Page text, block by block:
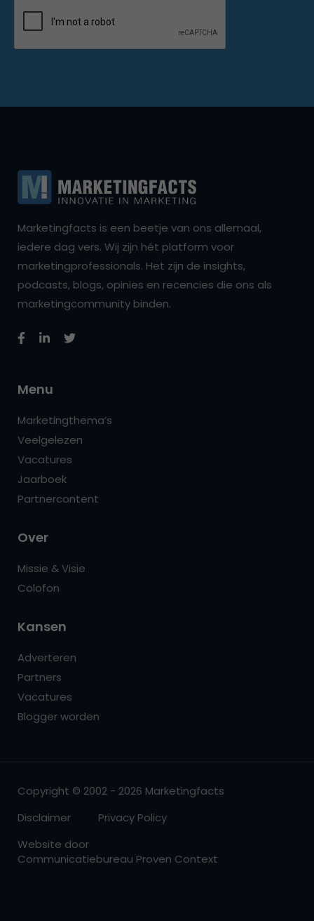
Marketingfacts is een beetje van ons allemaal,
iedere dag vers. Wij zijn hét platform voor
marketingprofessionals. Het zijn de insights,
podcasts, blogs, opinies en recencies die ons als
marketingcommunity binden.
Menu
Marketingthema’s
Veelgelezen
Vacatures
Jaarboek
Partnercontent
Over
Missie & Visie
Colofon
Kansen
Adverteren
Partners
Vacatures
Blogger worden
Copyright © 2002 - 2026 Marketingfacts
Disclaimer
Privacy Policy
Website door
Communicatiebureau Proven Context